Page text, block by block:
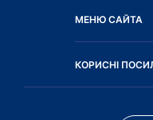
МЕНЮ САЙТА
КОРИСНІ